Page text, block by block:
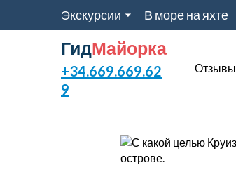
Экскурсии В море на яхте
ГидМайорка
+34.669.669.62
9
Отзывы